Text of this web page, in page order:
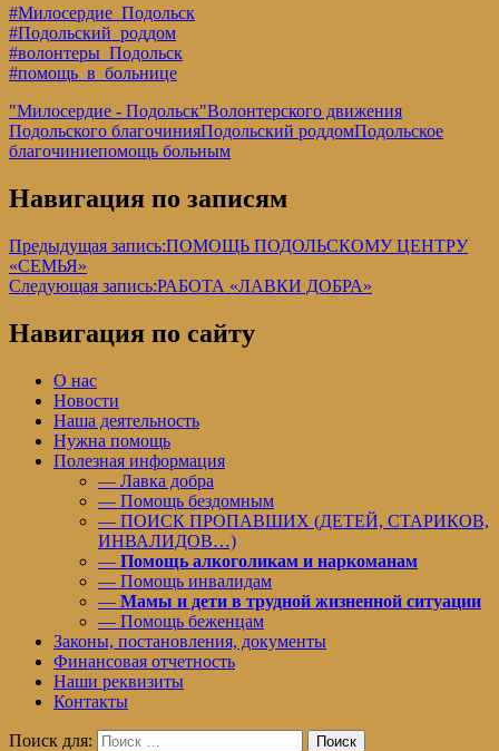
#Милосердие_Подольск
#Подольский_роддом
#волонтеры_Подольск
#помощь_в_больнице
"Милосердие - Подольск"Волонтерского движения
Подольского благочинияПодольский роддомПодольское
благочиниепомощь больным
Навигация по записям
Предыдущая запись:ПОМОЩЬ ПОДОЛЬСКОМУ ЦЕНТРУ
«СЕМЬЯ»
Следующая запись:РАБОТА «ЛАВКИ ДОБРА»
Навигация по сайту
О нас
Новости
Наша деятельность
Нужна помощь
Полезная информация
— Лавка добра
— Помощь бездомным
— ПОИСК ПРОПАВШИХ (ДЕТЕЙ, СТАРИКОВ,
ИНВАЛИДОВ…)
— Помощь алкоголикам и наркоманам
— Помощь инвалидам
— Мамы и дети в трудной жизненной ситуации
— Помощь беженцам
Законы, постановления, документы
Финансовая отчетность
Наши реквизиты
Контакты
Поиск для: Поиск